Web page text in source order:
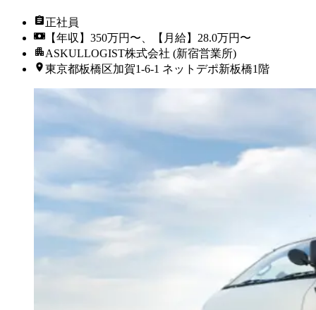
正社員
【年収】350万円〜、【月給】28.0万円〜
ASKULLOGIST株式会社 (新宿営業所)
東京都板橋区加賀1-6-1 ネットデポ新板橋1階